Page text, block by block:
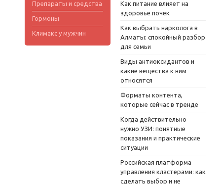
Препараты и средства
Гормоны
Климакс у мужчин
Как питание влияет на
здоровье почек
Как выбрать нарколога в
Алматы: спокойный разбор
для семьи
Виды антиоксидантов и
какие вещества к ним
относятся
Форматы контента,
которые сейчас в тренде
Когда действительно
нужно УЗИ: понятные
показания и практические
ситуации
Российская платформа
управления кластерами: как
сделать выбор и не